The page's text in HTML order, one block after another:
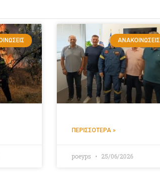
ΑΝΑΚΟΙΝΏΣΕΙΣ
ΠΕΡΙΣΣΌΤΕΡΑ »
poeyps 25/06/2026